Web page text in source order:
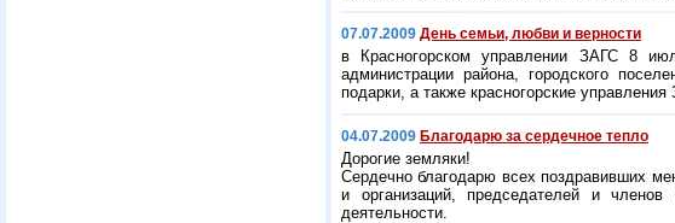
07.07.2009 День семьи, любви и верности
в Красногорском управлении ЗАГС 8
администрации района, городского
подарки, а также красногорские
04.07.2009 Благодарю за сердечное тепло
Дорогие земляки!
Сердечно благодарю всех поздравивших
и организаций, председателей и
деятельности.